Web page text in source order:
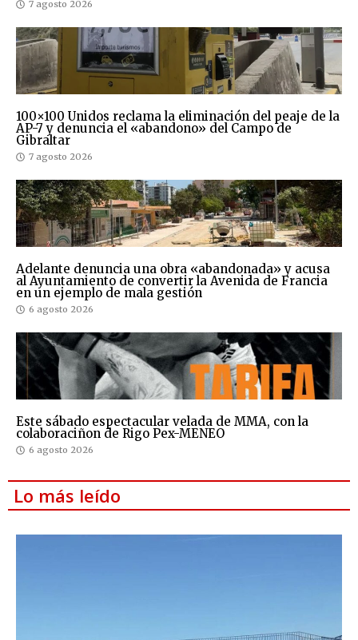
7 agosto 2026
100×100 Unidos reclama la eliminación del peaje de la
AP-7 y denuncia el «abandono» del Campo de
Gibraltar
7 agosto 2026
Adelante denuncia una obra «abandonada» y acusa
al Ayuntamiento de convertir la Avenida de Francia
en un ejemplo de mala gestión
6 agosto 2026
Este sábado espectacular velada de MMA, con la
colaboraciñon de Rigo Pex-MENEO
6 agosto 2026
Lo más leído